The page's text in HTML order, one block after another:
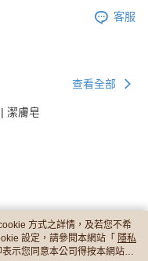
客服
查看全部
潔膚皂
方式之詳情，及若您不希
設定，請參閱本網站「 隱私
示您同意本公司得按本網站使